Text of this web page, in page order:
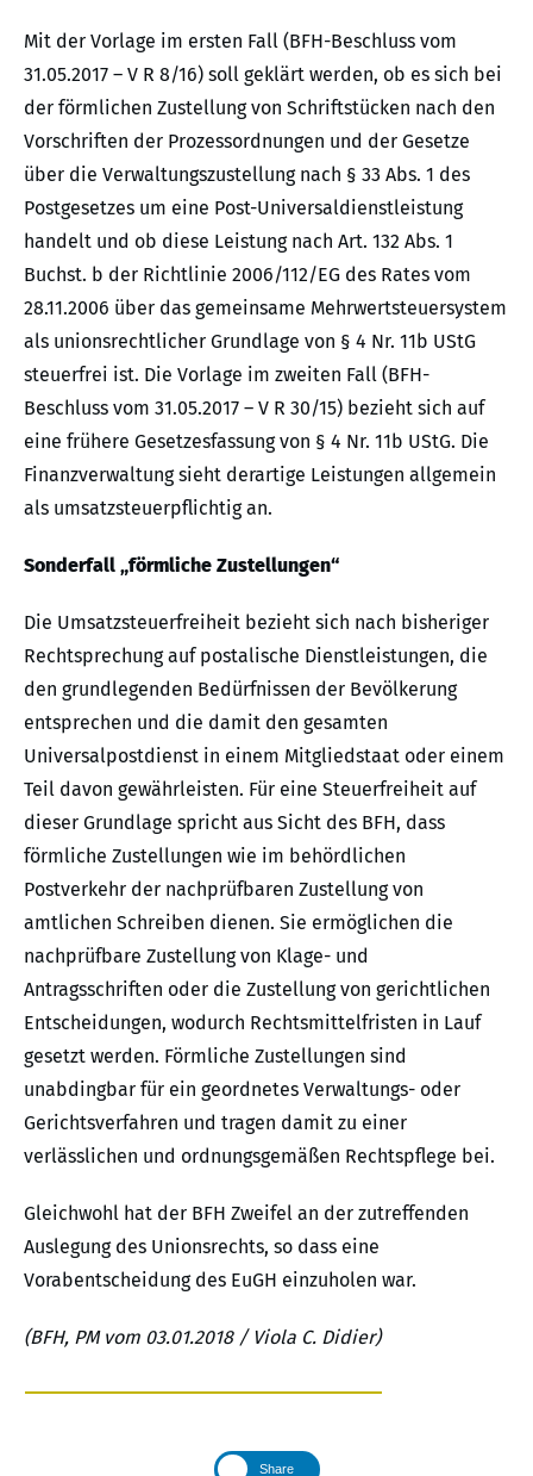
Mit der Vorlage im ersten Fall (BFH-Beschluss vom
31.05.2017 – V R 8/16) soll geklärt werden, ob es sich bei
der förmlichen Zustellung von Schriftstücken nach den
Vorschriften der Prozessordnungen und der Gesetze
über die Verwaltungszustellung nach § 33 Abs. 1 des
Postgesetzes um eine Post-Universaldienstleistung
handelt und ob diese Leistung nach Art. 132 Abs. 1
Buchst. b der Richtlinie 2006/112/EG des Rates vom
28.11.2006 über das gemeinsame Mehrwertsteuersystem
als unionsrechtlicher Grundlage von § 4 Nr. 11b UStG
steuerfrei ist. Die Vorlage im zweiten Fall (BFH-
Beschluss vom 31.05.2017 – V R 30/15) bezieht sich auf
eine frühere Gesetzesfassung von § 4 Nr. 11b UStG. Die
Finanzverwaltung sieht derartige Leistungen allgemein
als umsatzsteuerpflichtig an.
Sonderfall „förmliche Zustellungen“
Die Umsatzsteuerfreiheit bezieht sich nach bisheriger
Rechtsprechung auf postalische Dienstleistungen, die
den grundlegenden Bedürfnissen der Bevölkerung
entsprechen und die damit den gesamten
Universalpostdienst in einem Mitgliedstaat oder einem
Teil davon gewährleisten. Für eine Steuerfreiheit auf
dieser Grundlage spricht aus Sicht des BFH, dass
förmliche Zustellungen wie im behördlichen
Postverkehr der nachprüfbaren Zustellung von
amtlichen Schreiben dienen. Sie ermöglichen die
nachprüfbare Zustellung von Klage- und
Antragsschriften oder die Zustellung von gerichtlichen
Entscheidungen, wodurch Rechtsmittelfristen in Lauf
gesetzt werden. Förmliche Zustellungen sind
unabdingbar für ein geordnetes Verwaltungs- oder
Gerichtsverfahren und tragen damit zu einer
verlässlichen und ordnungsgemäßen Rechtspflege bei.
Gleichwohl hat der BFH Zweifel an der zutreffenden
Auslegung des Unionsrechts, so dass eine
Vorabentscheidung des EuGH einzuholen war.
(BFH, PM vom 03.01.2018 / Viola C. Didier)
Share